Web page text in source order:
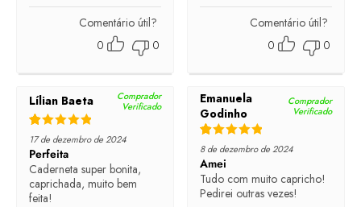
Comentário útil?
0
0
Comentário útil?
0
0
Lílian Baeta
Comprador
Verificado
Rated out of 5
17 de dezembro de 2024
Perfeita
Caderneta super bonita,
caprichada, muito bem
feita!
Emanuela
Godinho
Comprador
Verificado
Rated out of 5
8 de dezembro de 2024
Amei
Tudo com muito capricho!
Pedirei outras vezes!